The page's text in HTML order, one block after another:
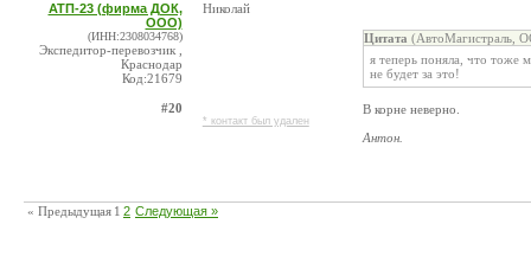
АТП-23 (фирма ДОК,
ООО)
(ИНН:2308034768)
Экспедитор-перевозчик ,
Краснодар
Код:21679
#20
Николай
* контакт был удален
Цитата (АвтоМагистраль,
я теперь поняла, что тоже
не будет за это!
В корне неверно.
Антон.
« Предыдущая 1 2 Следующая »